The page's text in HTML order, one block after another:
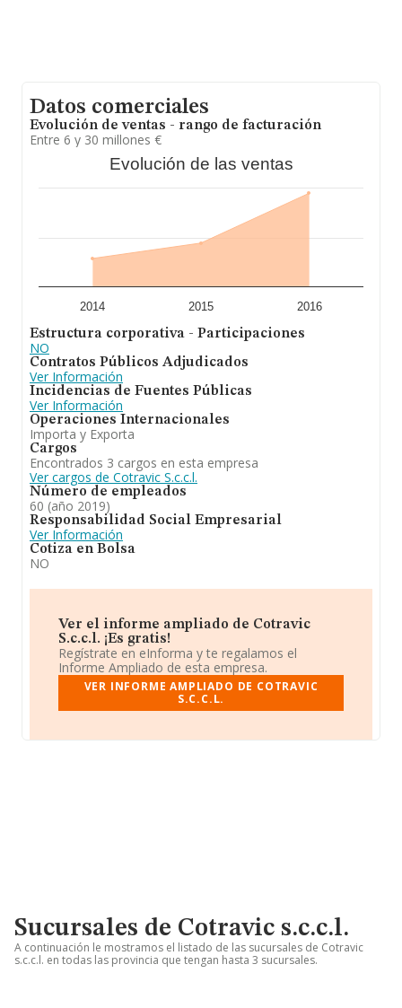
Datos comerciales
Evolución de ventas - rango de facturación
Entre 6 y 30 millones €
Evolución de las ventas
2014 2015 2016
Estructura corporativa - Participaciones
NO
Contratos Públicos Adjudicados
Ver Información
Incidencias de Fuentes Públicas
Ver Información
Operaciones Internacionales
Importa y Exporta
Cargos
Encontrados 3 cargos en esta empresa
Ver cargos de Cotravic S.c.c.l.
Número de empleados
60 (año 2019)
Responsabilidad Social Empresarial
Ver Información
Cotiza en Bolsa
NO
Ver el informe ampliado de Cotravic
S.c.c.l. ¡Es gratis!
Regístrate en eInforma y te regalamos el
Informe Ampliado de esta empresa.
VER INFORME AMPLIADO DE COTRAVIC
S.C.C.L.
Sucursales de Cotravic s.c.c.l.
A continuación le mostramos el listado de las sucursales de Cotravic
s.c.c.l. en todas las provincia que tengan hasta 3 sucursales.